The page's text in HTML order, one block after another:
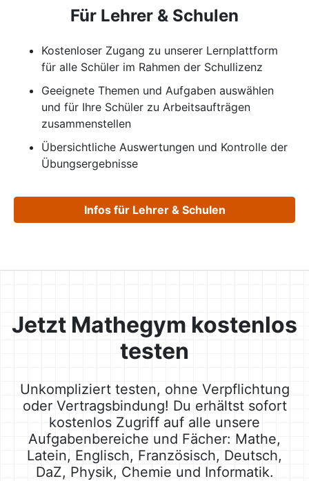
Für Lehrer & Schulen
Kostenloser Zugang zu unserer Lernplattform
für alle Schüler im Rahmen der Schullizenz
Geeignete Themen und Aufgaben auswählen
und für Ihre Schüler zu Arbeitsaufträgen
zusammen­stellen
Übersichtliche Auswertungen und Kontrolle der
Übungsergebnisse
Infos für Lehrer & Schulen
Jetzt Mathegym kostenlos
testen
Unkompliziert testen, ohne Verpflichtung
oder Vertragsbindung! Du erhältst sofort
kostenlos Zugriff auf alle unsere
Aufgabenbereiche und Fächer: Mathe,
Latein, Englisch, Französisch, Deutsch,
DaZ, Physik, Chemie und Informatik.